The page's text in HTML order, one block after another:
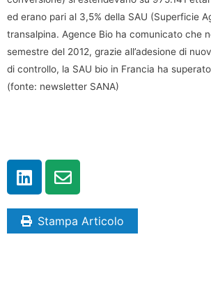
ed erano pari al 3,5% della SAU (Superficie
transalpina. Agence Bio ha comunicato che
semestre del 2012, grazie all’adesione di
di controllo, la SAU bio in Francia ha
(fonte: newsletter SANA)
Stampa Articolo